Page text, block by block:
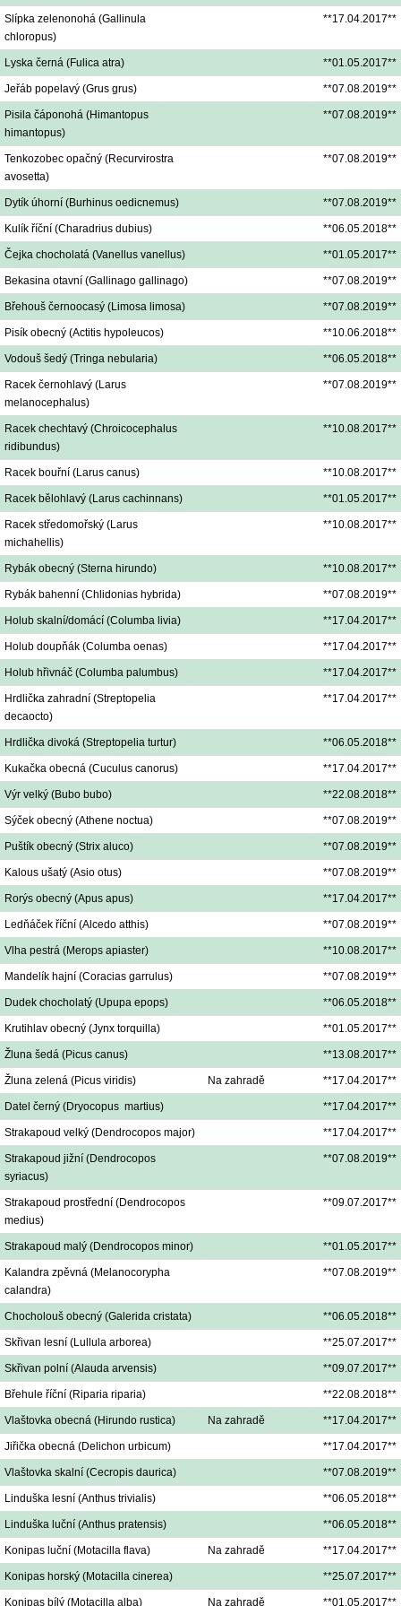
Slípka zelenonohá (Gallinula
chloropus)
**17.04.2017**
Lyska černá (Fulica atra) **01.05.2017**
Jeřáb popelavý (Grus grus) **07.08.2019**
Pisila čáponohá (Himantopus
himantopus)
**07.08.2019**
Tenkozobec opačný (Recurvirostra
avosetta)
**07.08.2019**
Dytík úhorní (Burhinus oedicnemus) **07.08.2019**
Kulík říční (Charadrius dubius) **06.05.2018**
Čejka chocholatá (Vanellus vanellus) **01.05.2017**
Bekasina otavní (Gallinago gallinago) **07.08.2019**
Břehouš černoocasý (Limosa limosa) **07.08.2019**
Pisík obecný (Actitis hypoleucos) **10.06.2018**
Vodouš šedý (Tringa nebularia) **06.05.2018**
Racek černohlavý (Larus
melanocephalus)
**07.08.2019**
Racek chechtavý (Chroicocephalus
ridibundus)
**10.08.2017**
Racek bouřní (Larus canus) **10.08.2017**
Racek bělohlavý (Larus cachinnans) **01.05.2017**
Racek středomořský (Larus
michahellis)
**10.08.2017**
Rybák obecný (Sterna hirundo) **10.08.2017**
Rybák bahenní (Chlidonias hybrida) **07.08.2019**
Holub skalní/domácí (Columba livia) **17.04.2017**
Holub doupňák (Columba oenas) **17.04.2017**
Holub hřivnáč (Columba palumbus) **17.04.2017**
Hrdlička zahradní (Streptopelia
decaocto)
**17.04.2017**
Hrdlička divoká (Streptopelia turtur) **06.05.2018**
Kukačka obecná (Cuculus canorus) **17.04.2017**
Výr velký (Bubo bubo) **22.08.2018**
Sýček obecný (Athene noctua) **07.08.2019**
Puštík obecný (Strix aluco) **07.08.2019**
Kalous ušatý (Asio otus) **07.08.2019**
Rorýs obecný (Apus apus) **17.04.2017**
Ledňáček říční (Alcedo atthis) **07.08.2019**
Vlha pestrá (Merops apiaster) **10.08.2017**
Mandelík hajní (Coracias garrulus) **07.08.2019**
Dudek chocholatý (Upupa epops) **06.05.2018**
Krutihlav obecný (Jynx torquilla) **01.05.2017**
Žluna šedá (Picus canus) **13.08.2017**
Žluna zelená (Picus viridis) Na zahradě **17.04.2017**
Datel černý (Dryocopus martius) **17.04.2017**
Strakapoud velký (Dendrocopos major) **17.04.2017**
Strakapoud jižní (Dendrocopos
syriacus)
**07.08.2019**
Strakapoud prostřední (Dendrocopos
medius)
**09.07.2017**
Strakapoud malý (Dendrocopos minor) **01.05.2017**
Kalandra zpěvná (Melanocorypha
calandra)
**07.08.2019**
Chocholouš obecný (Galerida cristata) **06.05.2018**
Skřivan lesní (Lullula arborea) **25.07.2017**
Skřivan polní (Alauda arvensis) **09.07.2017**
Břehule říční (Riparia riparia) **22.08.2018**
Vlaštovka obecná (Hirundo rustica) Na zahradě **17.04.2017**
Jiřička obecná (Delichon urbicum) **17.04.2017**
Vlaštovka skalní (Cecropis daurica) **07.08.2019**
Linduška lesní (Anthus trivialis) **06.05.2018**
Linduška luční (Anthus pratensis) **06.05.2018**
Konipas luční (Motacilla flava) Na zahradě **17.04.2017**
Konipas horský (Motacilla cinerea) **25.07.2017**
Konipas bílý (Motacilla alba) Na zahradě **01.05.2017**